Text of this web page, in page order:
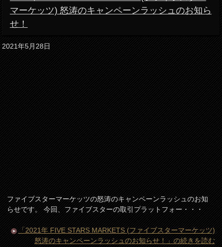
マーケッツ) 怒涛のキャンペーンラッシュのお知ら
せ！
2021年5月28日
ファイブスターマーケッツの怒涛のキャンペーンラッシュのお知
らせです。 今回、ファイブスターの取引プラットフォー・・・
「2021年 FIVE STARS MARKETS (ファイブスターマーケッツ)
怒涛のキャンペーンラッシュのお知らせ！」の続きを読む